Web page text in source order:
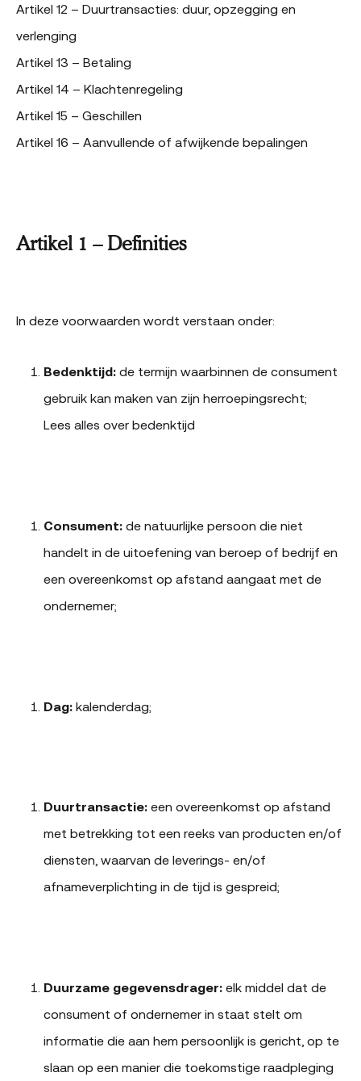
Artikel 12 – Duurtransacties: duur, opzegging en
verlenging
Artikel 13 – Betaling
Artikel 14 – Klachtenregeling
Artikel 15 – Geschillen
Artikel 16 – Aanvullende of afwijkende bepalingen
Artikel 1 – Definities
In deze voorwaarden wordt verstaan onder:
Bedenktijd: de termijn waarbinnen de consument
gebruik kan maken van zijn herroepingsrecht;
Lees alles over bedenktijd
Consument: de natuurlijke persoon die niet
handelt in de uitoefening van beroep of bedrijf en
een overeenkomst op afstand aangaat met de
ondernemer;
Dag: kalenderdag;
Duurtransactie: een overeenkomst op afstand
met betrekking tot een reeks van producten en/of
diensten, waarvan de leverings- en/of
afnameverplichting in de tijd is gespreid;
Duurzame gegevensdrager: elk middel dat de
consument of ondernemer in staat stelt om
informatie die aan hem persoonlijk is gericht, op te
slaan op een manier die toekomstige raadpleging